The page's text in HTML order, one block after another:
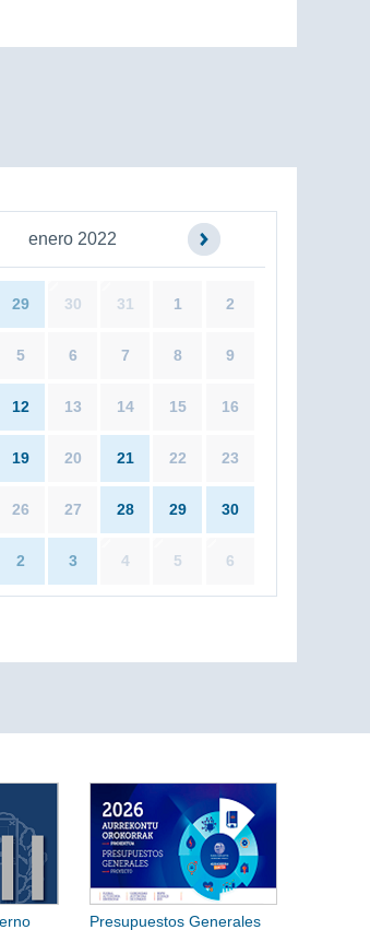
enero 2022
29 30 31 1 2
5 6 7 8 9
12 13 14 15 16
19 20 21 22 23
26 27 28 29 30
2 3 4 5 6
Presupuestos Generales